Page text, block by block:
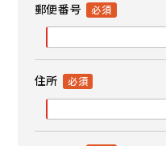
郵便番号
住所